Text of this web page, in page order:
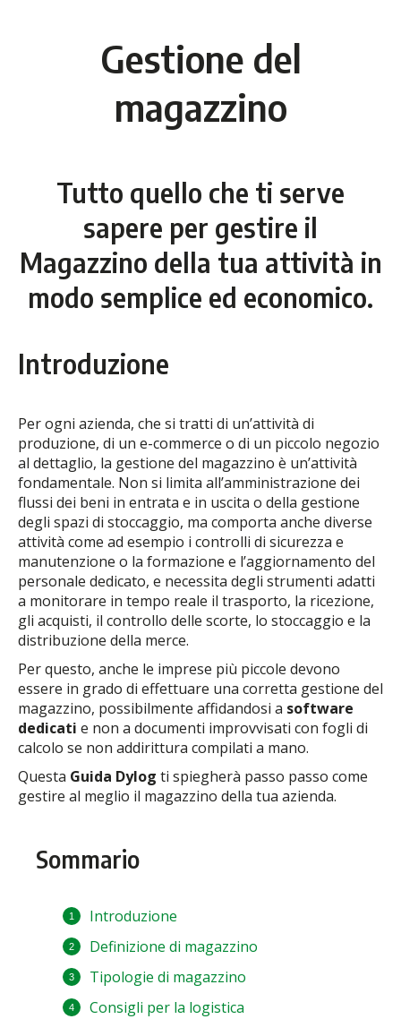
Gestione del
magazzino
Tutto quello che ti serve
sapere per gestire il
Magazzino della tua attività in
modo semplice ed economico.
Introduzione
Per ogni azienda, che si tratti di un’attività di
produzione, di un e-commerce o di un piccolo negozio
al dettaglio, la gestione del magazzino è un’attività
fondamentale. Non si limita all’amministrazione dei
flussi dei beni in entrata e in uscita o della gestione
degli spazi di stoccaggio, ma comporta anche diverse
attività come ad esempio i controlli di sicurezza e
manutenzione o la formazione e l’aggiornamento del
personale dedicato, e necessita degli strumenti adatti
a monitorare in tempo reale il trasporto, la ricezione,
gli acquisti, il controllo delle scorte, lo stoccaggio e la
distribuzione della merce.
Per questo, anche le imprese più piccole devono
essere in grado di effettuare una corretta gestione del
magazzino, possibilmente affidandosi a software
dedicati e non a documenti improvvisati con fogli di
calcolo se non addirittura compilati a mano.
Questa Guida Dylog ti spiegherà passo passo come
gestire al meglio il magazzino della tua azienda.
Sommario
Introduzione
Definizione di magazzino
Tipologie di magazzino
Consigli per la logistica